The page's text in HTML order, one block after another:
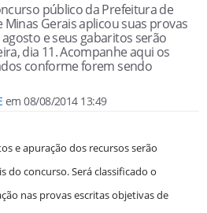
público da Prefeitura de
Minas Gerais aplicou suas provas
e seus gabaritos serão
dia 11. Acompanhe aqui os
conforme forem sendo
em08/08/2014 13:49
e apuração dos recursos serão
do concurso. Será classificado o
nas provas escritas objetivas de